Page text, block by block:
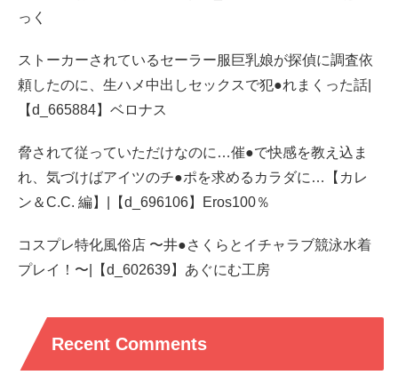
っく
ストーカーされているセーラー服巨乳娘が探偵に調査依
頼したのに、生ハメ中出しセックスで犯●れまくった話|
【d_665884】ベロナス
脅されて従っていただけなのに…催●で快感を教え込ま
れ、気づけばアイツのチ●ポを求めるカラダに…【カレ
ン＆C.C. 編】|【d_696106】Eros100％
コスプレ特化風俗店 〜井●さくらとイチャラブ競泳水着
プレイ！〜|【d_602639】あぐにむ工房
Recent Comments